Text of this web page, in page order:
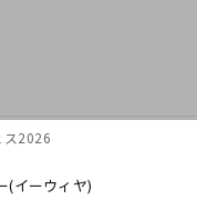
ス2026
(イーウィヤ)